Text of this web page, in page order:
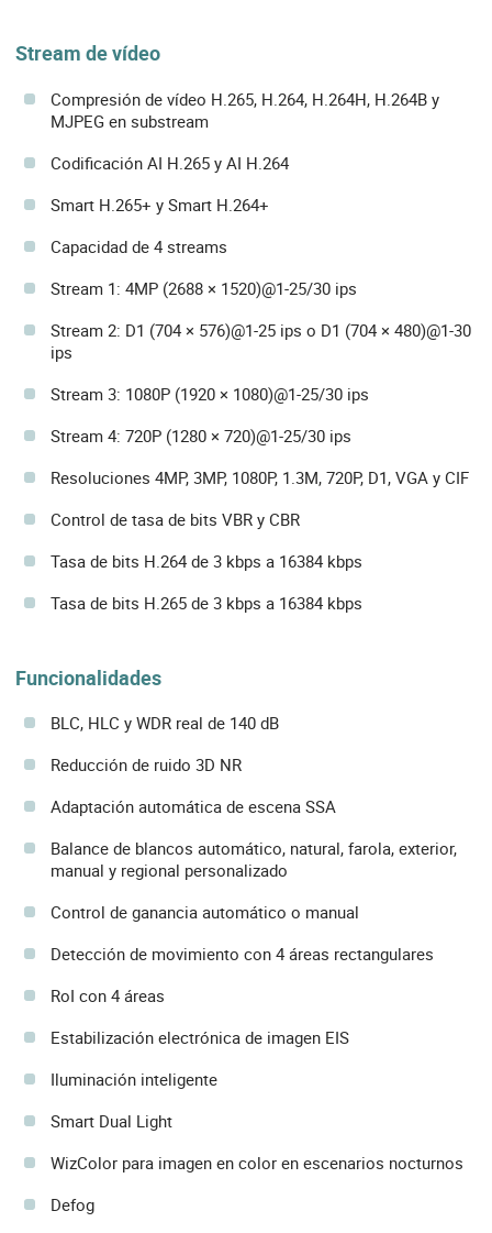
Stream de vídeo
Compresión de vídeo H.265, H.264, H.264H, H.264B y
MJPEG en substream
Codificación AI H.265 y AI H.264
Smart H.265+ y Smart H.264+
Capacidad de 4 streams
Stream 1: 4MP (2688 × 1520)@1-25/30 ips
Stream 2: D1 (704 × 576)@1-25 ips o D1 (704 × 480)@1-30
ips
Stream 3: 1080P (1920 × 1080)@1-25/30 ips
Stream 4: 720P (1280 × 720)@1-25/30 ips
Resoluciones 4MP, 3MP, 1080P, 1.3M, 720P, D1, VGA y CIF
Control de tasa de bits VBR y CBR
Tasa de bits H.264 de 3 kbps a 16384 kbps
Tasa de bits H.265 de 3 kbps a 16384 kbps
Funcionalidades
BLC, HLC y WDR real de 140 dB
Reducción de ruido 3D NR
Adaptación automática de escena SSA
Balance de blancos automático, natural, farola, exterior,
manual y regional personalizado
Control de ganancia automático o manual
Detección de movimiento con 4 áreas rectangulares
RoI con 4 áreas
Estabilización electrónica de imagen EIS
Iluminación inteligente
Smart Dual Light
WizColor para imagen en color en escenarios nocturnos
Defog